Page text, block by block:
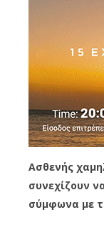
Ασθενής
συνεχίζουν
σύμφωνα με